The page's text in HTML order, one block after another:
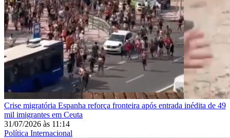
Crise migratória Espanha reforça fronteira após entrada inédita de 49
mil imigrantes em Ceuta
31/07/2026 às 11:14
Política Internacional